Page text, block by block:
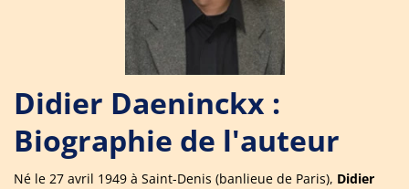
Didier Daeninckx :
Biographie de l'auteur
Né le 27 avril 1949 à Saint-Denis (banlieue de Paris), Didier